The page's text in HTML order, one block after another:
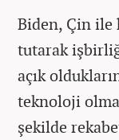
Biden, Çin ile
tutarak
açık
teknoloji
şekilde